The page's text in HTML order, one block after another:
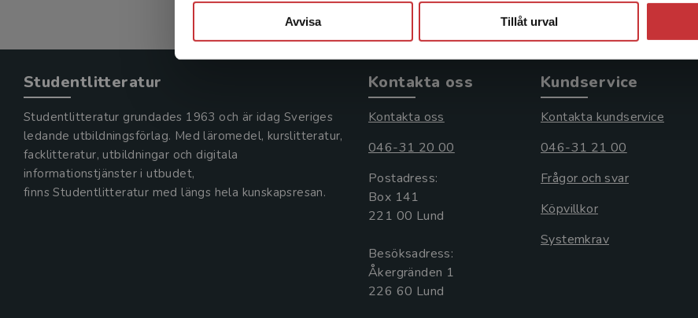
Avvisa Tillåt urval
Studentlitteratur
Studentlitteratur grundades 1963 och är idag Sveriges
ledande utbildningsförlag. Med läromedel, kurslitteratur,
facklitteratur, utbildningar och digitala
informationstjänster i utbudet,
finns Studentlitteratur med längs hela kunskapsresan.
Kontakta oss
Kontakta oss
046-31 20 00
Postadress:
Box 141
221 00 Lund
Besöksadress:
Åkergränden 1
Kundservice
Kontakta kundservice
046-31 21 00
Frågor och svar
Köpvillkor
Systemkrav